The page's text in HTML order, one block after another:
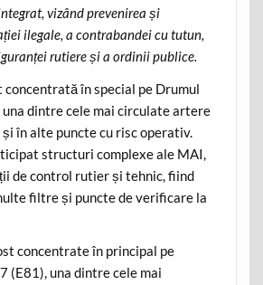
vizând prevenirea și
ilegale, a contrabandei cu tutun,
rutiere și a ordinii publice.
în special pe Drumul
una dintre cele mai circulate artere
și în alte puncte cu risc operativ.
structuri complexe ale MAI,
de control rutier și tehnic, fiind
filtre și puncte de verificare la
concentrate în principal pe
(E81), una dintre cele mai